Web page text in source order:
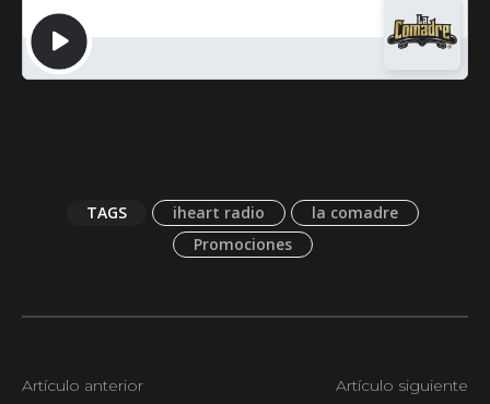
TAGS iheart radio
la comadre
Promociones
Artículo anterior Artículo siguiente